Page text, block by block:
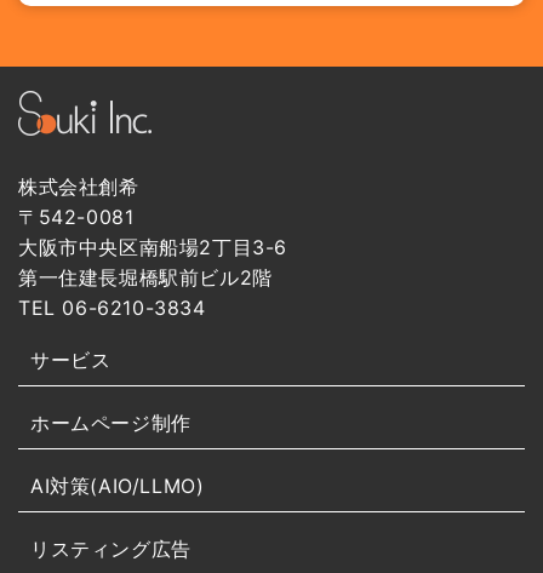
株式会社創希
〒542-0081
大阪市中央区南船場2丁目3-6
第一住建長堀橋駅前ビル2階
TEL 06-6210-3834
サービス
ホームページ制作
AI対策(AIO/LLMO)
リスティング広告